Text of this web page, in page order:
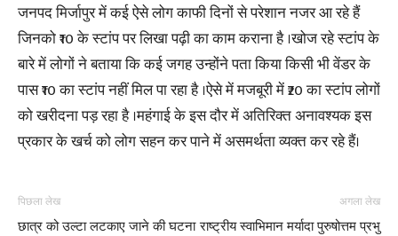
जनपद मिर्जापुर में कई ऐसे लोग काफी दिनों से परेशान नजर आ रहे हैं
जिनको ₹10 के स्टांप पर लिखा पढ़ी का काम कराना है ।खोज रहे स्टांप के
बारे में लोगों ने बताया कि कई जगह उन्होंने पता किया किसी भी वेंडर के
पास ₹10 का स्टांप नहीं मिल पा रहा है ।ऐसे में मजबूरी में ₹20 का स्टांप लोगों
को खरीदना पड़ रहा है ।महंगाई के इस दौर में अतिरिक्त अनावश्यक इस
प्रकार के खर्च को लोग सहन कर पाने में असमर्थता व्यक्त कर रहे हैं।
पिछला लेख
छात्र को उल्टा लटकाए जाने की घटना
अगला लेख
राष्ट्रीय स्वाभिमान मर्यादा पुरुषोत्तम प्रभु